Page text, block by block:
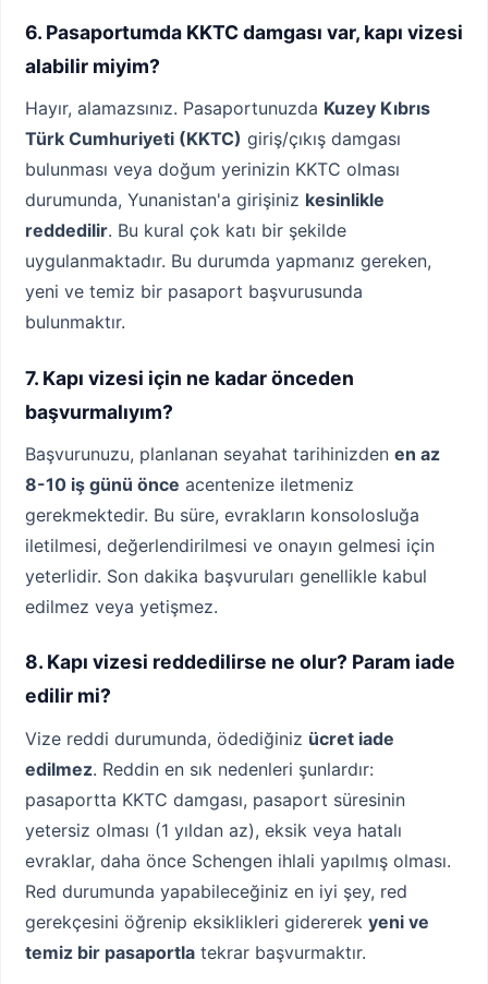
6. Pasaportumda KKTC damgası var, kapı vizesi
alabilir miyim?
Hayır, alamazsınız. Pasaportunuzda Kuzey Kıbrıs
Türk Cumhuriyeti (KKTC) giriş/çıkış damgası
bulunması veya doğum yerinizin KKTC olması
durumunda, Yunanistan'a girişiniz kesinlikle
reddedilir. Bu kural çok katı bir şekilde
uygulanmaktadır. Bu durumda yapmanız gereken,
yeni ve temiz bir pasaport başvurusunda
bulunmaktır.
7. Kapı vizesi için ne kadar önceden
başvurmalıyım?
Başvurunuzu, planlanan seyahat tarihinizden en az
8-10 iş günü önce acentenize iletmeniz
gerekmektedir. Bu süre, evrakların konsolosluğa
iletilmesi, değerlendirilmesi ve onayın gelmesi için
yeterlidir. Son dakika başvuruları genellikle kabul
edilmez veya yetişmez.
8. Kapı vizesi reddedilirse ne olur? Param iade
edilir mi?
Vize reddi durumunda, ödediğiniz ücret iade
edilmez. Reddin en sık nedenleri şunlardır:
pasaportta KKTC damgası, pasaport süresinin
yetersiz olması (1 yıldan az), eksik veya hatalı
evraklar, daha önce Schengen ihlali yapılmış olması.
Red durumunda yapabileceğiniz en iyi şey, red
gerekçesini öğrenip eksiklikleri gidererek yeni ve
temiz bir pasaportla tekrar başvurmaktır.